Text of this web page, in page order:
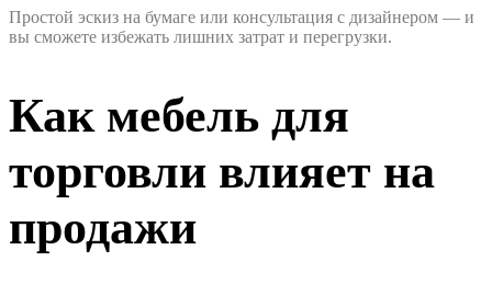
Простой эскиз на бумаге или консультация с дизайнером — и
вы сможете избежать лишних затрат и перегрузки.
Как мебель для
торговли влияет на
продажи